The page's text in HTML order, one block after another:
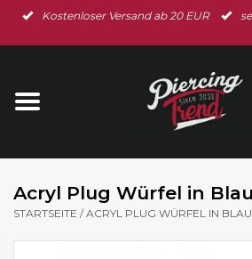
Kostenloser Versand ab 20 EUR
Startseite
Ohrschmuck
Acryl Plug Würfel in Blau
STARTSEITE /ACRYL PLUG WÜRFEL IN BLAU